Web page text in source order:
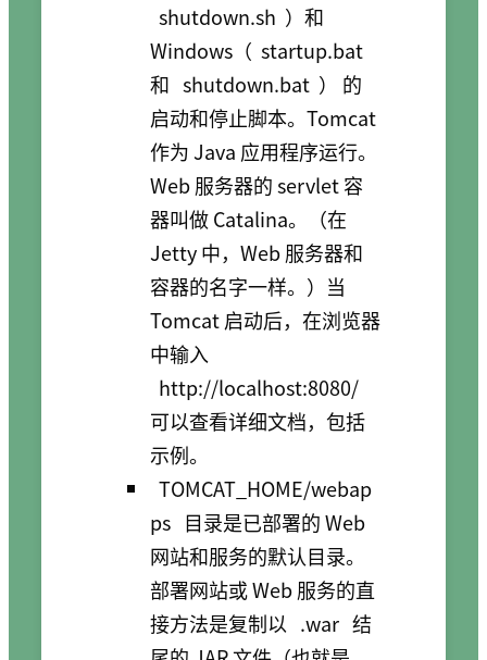
shutdown.sh ）和
Windows（ startup.bat
和 shutdown.bat ） 的
启动和停止脚本。Tomcat
作为 Java 应用程序运行。
Web 服务器的 servlet 容
器叫做 Catalina。（在
Jetty 中，Web 服务器和
容器的名字一样。）当
Tomcat 启动后，在浏览器
中输入
http://localhost:8080/
可以查看详细文档，包括
示例。
TOMCAT_HOME/webap
ps 目录是已部署的 Web
网站和服务的默认目录。
部署网站或 Web 服务的直
接方法是复制以 .war 结